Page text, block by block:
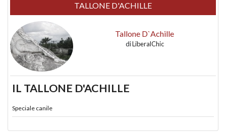
TALLONE D'ACHILLE
Tallone D`Achille
diLiberalChic
IL TALLONE D'ACHILLE
Speciale canile